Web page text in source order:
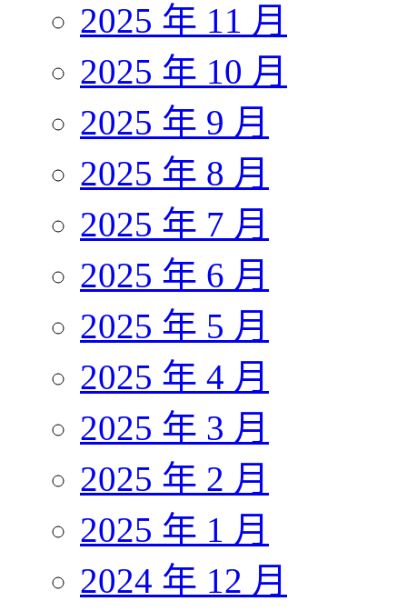
2025 年 11 月
2025 年 10 月
2025 年 9 月
2025 年 8 月
2025 年 7 月
2025 年 6 月
2025 年 5 月
2025 年 4 月
2025 年 3 月
2025 年 2 月
2025 年 1 月
2024 年 12 月